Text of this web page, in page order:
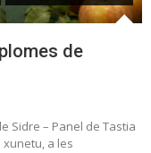
de
Sidre – Panel de Tastia
a les